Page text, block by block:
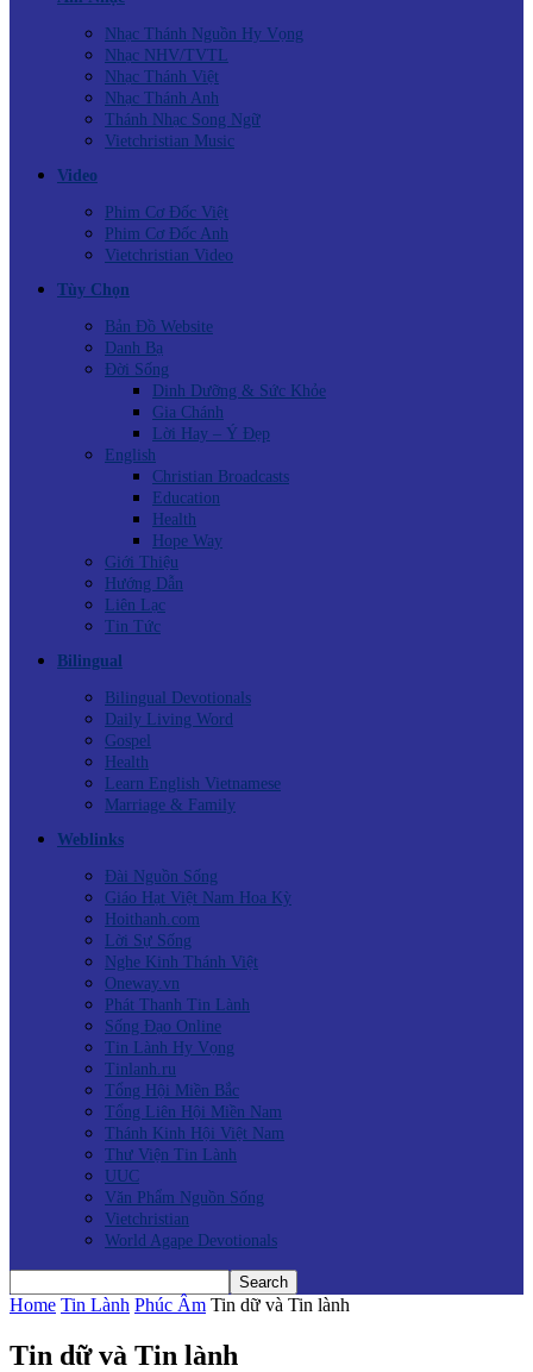
Nhạc Thánh Nguồn Hy Vọng
Nhạc NHV/TVTL
Nhạc Thánh Việt
Nhạc Thánh Anh
Thánh Nhạc Song Ngữ
Vietchristian Music
Video
Phim Cơ Đốc Việt
Phim Cơ Đốc Anh
Vietchristian Video
Tùy Chọn
Bản Đồ Website
Danh Bạ
Đời Sống
Dinh Dưỡng & Sức Khỏe
Gia Chánh
Lời Hay – Ý Đẹp
English
Christian Broadcasts
Education
Health
Hope Way
Giới Thiệu
Hướng Dẫn
Liên Lạc
Tin Tức
Bilingual
Bilingual Devotionals
Daily Living Word
Gospel
Health
Learn English Vietnamese
Marriage & Family
Weblinks
Đài Nguồn Sống
Giáo Hạt Việt Nam Hoa Kỳ
Hoithanh.com
Lời Sự Sống
Nghe Kinh Thánh Việt
Oneway.vn
Phát Thanh Tin Lành
Sống Đạo Online
Tin Lành Hy Vọng
Tinlanh.ru
Tổng Hội Miền Bắc
Tổng Liên Hội Miền Nam
Thánh Kinh Hội Việt Nam
Thư Viện Tin Lành
UUC
Văn Phẩm Nguồn Sống
Vietchristian
World Agape Devotionals
Home Tin Lành Phúc Âm Tin dữ và Tin lành
Tin dữ và Tin lành